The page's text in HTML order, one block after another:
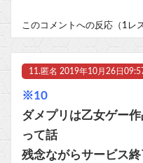
このコメントへの反応（1レ
11. 匿名 2019年10月26日
※10
ダメプリは乙女ゲー
って話
残念ながらサービス終